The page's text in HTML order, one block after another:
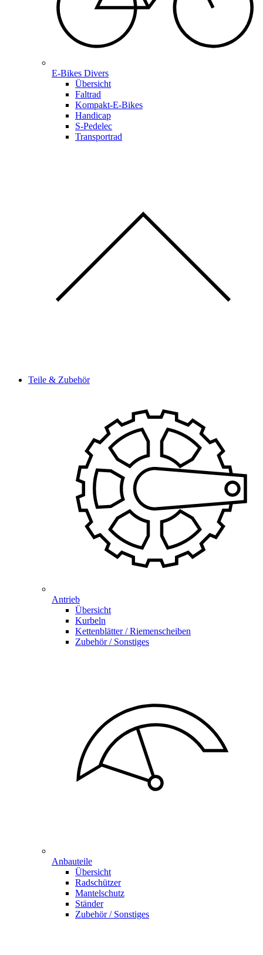
E-Bikes Divers
Übersicht
Faltrad
Kompakt-E-Bikes
Handicap
S-Pedelec
Transportrad
Teile & Zubehör
Antrieb
Übersicht
Kurbeln
Kettenblätter / Riemenscheiben
Zubehör / Sonstiges
Anbauteile
Übersicht
Radschützer
Mantelschutz
Ständer
Zubehör / Sonstiges